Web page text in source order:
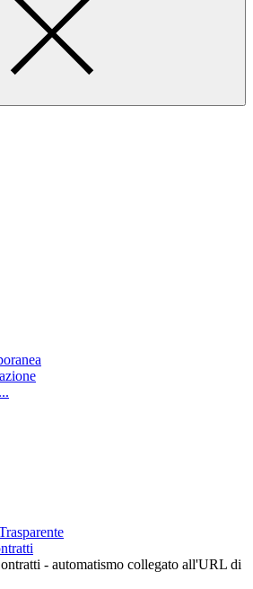
- automatismo collegato all'URL di